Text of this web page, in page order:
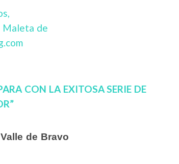
CON LA EXITOSA SERIE DE
de Bravo